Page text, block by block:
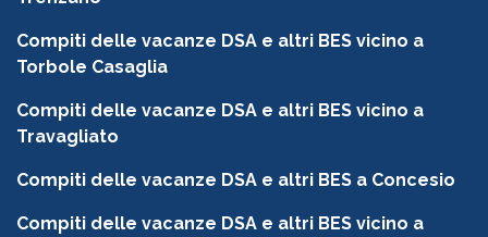
Compiti delle vacanze DSA e altri BES vicino a
Torbole Casaglia
Compiti delle vacanze DSA e altri BES vicino a
Travagliato
Compiti delle vacanze DSA e altri BES a Concesio
Compiti delle vacanze DSA e altri BES vicino a